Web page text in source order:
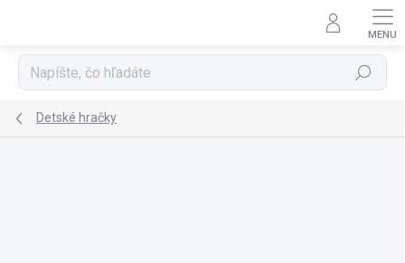
Hľadať
Detské hračky